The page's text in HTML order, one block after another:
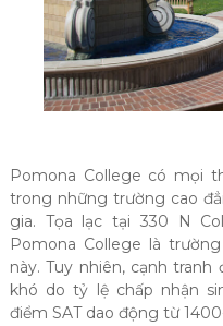
Pomona College có mọi
trong những trường cao
gia. Tọa lạc tại 330 N
Pomona College là
này. Tuy nhiên, cạnh
khó do tỷ lệ chấp nhận
điểm SAT dao động từ